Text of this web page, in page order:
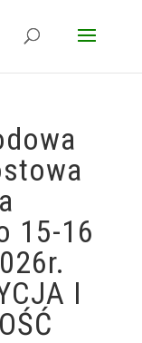
15-16
I